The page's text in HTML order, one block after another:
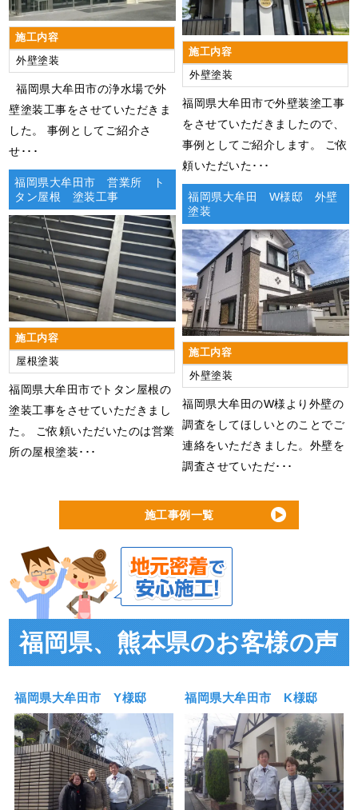
施工内容
外壁塗装
福岡県大牟田市の浄水場で外
壁塗装工事をさせていただきま
した。 事例としてご紹介さ
せ･･･
施工内容
外壁塗装
福岡県大牟田市で外壁装塗工事
をさせていただきましたので、
事例としてご紹介します。 ご依
頼いただいた･･･
福岡県大牟田市 営業所 ト
タン屋根 塗装工事
施工内容
屋根塗装
福岡県大牟田市でトタン屋根の
塗装工事をさせていただきまし
た。 ご依頼いただいたのは営業
所の屋根塗装･･･
福岡県大牟田 W様邸 外壁
塗装
施工内容
外壁塗装
福岡県大牟田のW様より外壁の
調査をしてほしいとのことでご
連絡をいただきました。外壁を
調査させていただ･･･
施工事例一覧
福岡県、熊本県のお客様の声
福岡県大牟田市 Y様邸 福岡県大牟田市 K様邸